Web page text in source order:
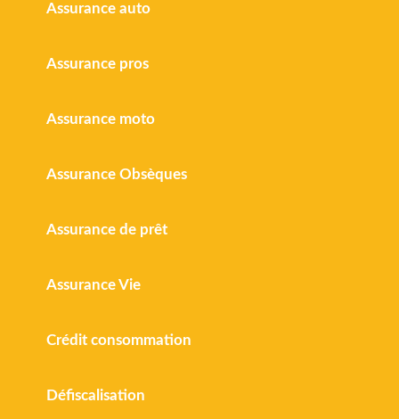
Assurance auto
Assurance pros
Assurance moto
Assurance Obsèques
Assurance de prêt
Assurance Vie
Crédit consommation
Défiscalisation